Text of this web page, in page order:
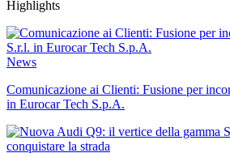
Highlights
News
Comunicazione ai Clienti: Fusione per
in Eurocar Tech S.p.A.